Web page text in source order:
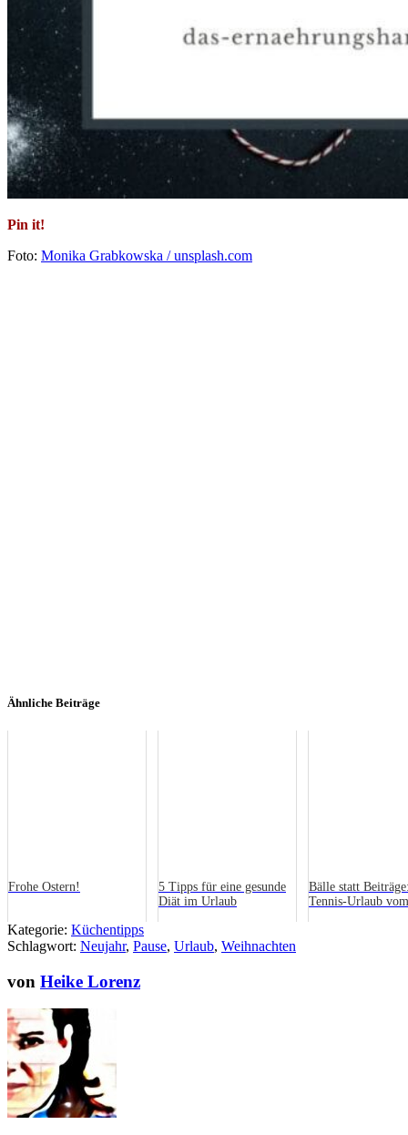
Pin it!
Foto: Monika Grabkowska / unsplash.com
Ähnliche Beiträge
Frohe Ostern!
5 Tipps für eine gesunde
Diät im Urlaub
Bälle statt
Tennis-Urlaub vom
Kategorie: Küchentipps
Schlagwort: Neujahr, Pause, Urlaub, Weihnachten
von Heike Lorenz